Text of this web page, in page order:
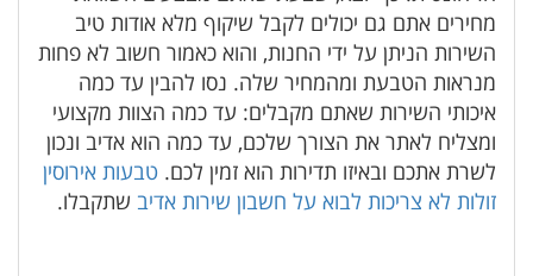
מחירים אתם גם יכולים לקבל שיקוף מלא אודות טיב
השירות הניתן על ידי החנות, והוא כאמור חשוב לא פחות
מנראות הטבעת ומהמחיר שלה. נסו להבין עד כמה
איכותי השירות שאתם מקבלים: עד כמה הצוות מקצועי
ומצליח לאתר את הצורך שלכם, עד כמה הוא אדיב ונכון
לשרת אתכם ובאיזו תדירות הוא זמין לכם. טבעות אירוסין
זולות לא צריכות לבוא על חשבון שירות אדיב שתקבלו.